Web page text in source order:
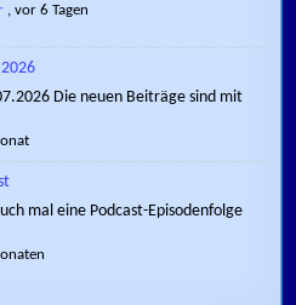
,vor 6 Tagen
Die neuen Beiträge sind mit
mal eine Podcast-Episodenfolge